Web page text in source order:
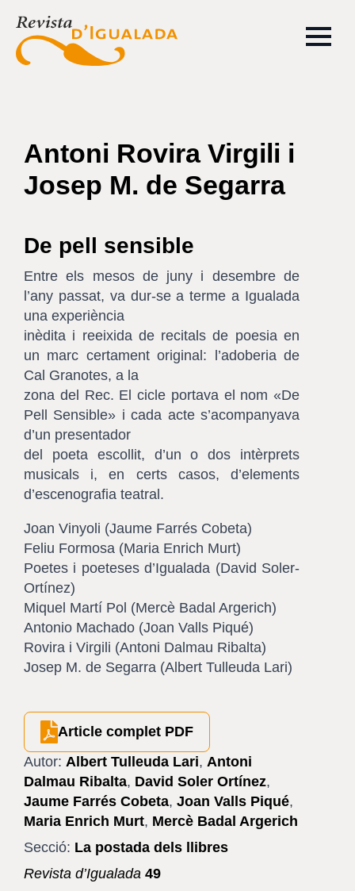
Antoni Rovira Virgili i
Josep M. de Segarra
De pell sensible
Entre els mesos de juny i desembre de
l’any passat, va dur-se a terme a Igualada
una experiència
inèdita i reeixida de recitals de poesia en
un marc certament original: l’adoberia de
Cal Granotes, a la
zona del Rec. El cicle portava el nom «De
Pell Sensible» i cada acte s’acompanyava
d’un presentador
del poeta escollit, d’un o dos intèrprets
musicals i, en certs casos, d’elements
d’escenografia teatral.
Joan Vinyoli (Jaume Farrés Cobeta)
Feliu Formosa (Maria Enrich Murt)
Poetes i poeteses d’Igualada (David Soler-
Ortínez)
Miquel Martí Pol (Mercè Badal Argerich)
Antonio Machado (Joan Valls Piqué)
Rovira i Virgili (Antoni Dalmau Ribalta)
Josep M. de Segarra (Albert Tulleuda Lari)
Article complet PDF
Autor: Albert Tulleuda Lari, Antoni
Dalmau Ribalta, David Soler Ortínez,
Jaume Farrés Cobeta, Joan Valls Piqué,
Maria Enrich Murt, Mercè Badal Argerich
Secció: La postada dels llibres
Revista d’Igualada 49